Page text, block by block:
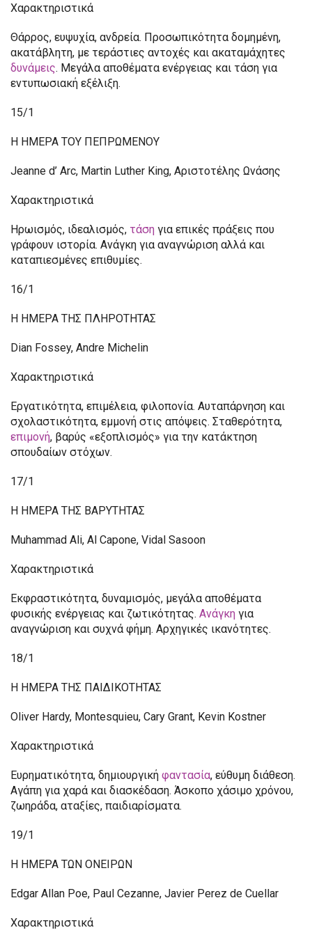
Χαρακτηριστικά
Θάρρος, ευψυχία, ανδρεία. Προσωπικότητα δομημένη,
ακατάβλητη, με τεράστιες αντοχές και ακαταμάχητες
δυνάμεις. Μεγάλα αποθέματα ενέργειας και τάση για
εντυπωσιακή εξέλιξη.
15/1
Η ΗΜΕΡΑ ΤΟΥ ΠΕΠΡΩΜΕΝΟΥ
Jeanne d’ Arc, Martin Luther King, Αριστοτέλης Ωνάσης
Χαρακτηριστικά
Ηρωισμός, ιδεαλισμός, τάση για επικές πράξεις που
γράφουν ιστορία. Ανάγκη για αναγνώριση αλλά και
καταπιεσμένες επιθυμίες.
16/1
Η ΗΜΕΡΑ ΤΗΣ ΠΛΗΡΟΤΗΤΑΣ
Dian Fossey, Andre Michelin
Χαρακτηριστικά
Εργατικότητα, επιμέλεια, φιλοπονία. Αυταπάρνηση και
σχολαστικότητα, εμμονή στις απόψεις. Σταθερότητα,
επιμονή, βαρύς «εξοπλισμός» για την κατάκτηση
σπουδαίων στόχων.
17/1
Η ΗΜΕΡΑ ΤΗΣ ΒΑΡΥΤΗΤΑΣ
Muhammad Ali, Al Capone, Vidal Sasoon
Χαρακτηριστικά
Εκφραστικότητα, δυναμισμός, μεγάλα αποθέματα
φυσικής ενέργειας και ζωτικότητας. Ανάγκη για
αναγνώριση και συχνά φήμη. Αρχηγικές ικανότητες.
18/1
Η ΗΜΕΡΑ ΤΗΣ ΠΑΙΔΙΚΟΤΗΤΑΣ
Oliver Hardy, Montesquieu, Cary Grant, Kevin Kostner
Χαρακτηριστικά
Ευρηματικότητα, δημιουργική φαντασία, εύθυμη διάθεση.
Αγάπη για χαρά και διασκέδαση. Άσκοπο χάσιμο χρόνου,
ζωηράδα, αταξίες, παιδιαρίσματα.
19/1
Η ΗΜΕΡΑ ΤΩΝ ΟΝΕΙΡΩΝ
Edgar Allan Poe, Paul Cezanne, Javier Perez de Cuellar
Χαρακτηριστικά